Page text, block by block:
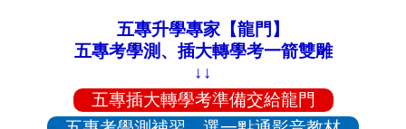
五專升學專家【龍門】
五專考學測、插大轉學考一箭雙雕
↓↓
五專插大轉學考準備交給龍門